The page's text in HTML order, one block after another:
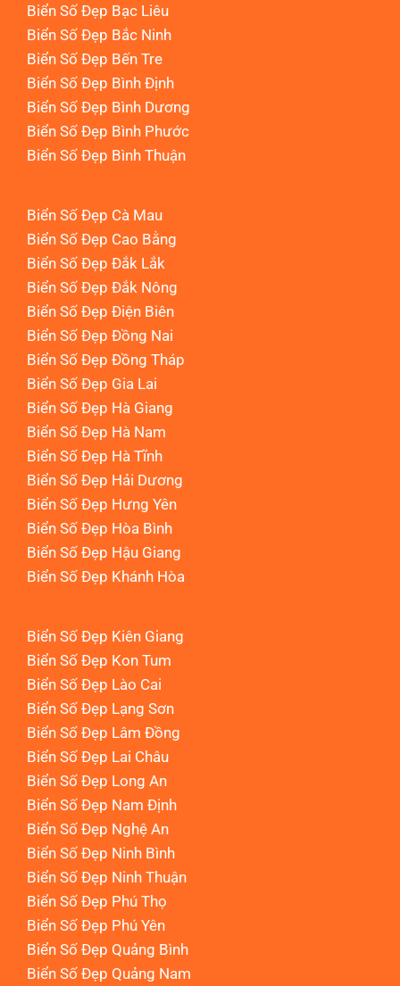
Biển Số Đẹp Bạc Liêu
Biển Số Đẹp Bắc Ninh
Biển Số Đẹp Bến Tre
Biển Số Đẹp Bình Định
Biển Số Đẹp Bình Dương
Biển Số Đẹp Bình Phước
Biển Số Đẹp Bình Thuận
Biển Số Đẹp Cà Mau
Biển Số Đẹp Cao Bằng
Biển Số Đẹp Đắk Lắk
Biển Số Đẹp Đắk Nông
Biển Số Đẹp Điện Biên
Biển Số Đẹp Đồng Nai
Biển Số Đẹp Đồng Tháp
Biển Số Đẹp Gia Lai
Biển Số Đẹp Hà Giang
Biển Số Đẹp Hà Nam
Biển Số Đẹp Hà Tĩnh
Biển Số Đẹp Hải Dương
Biển Số Đẹp Hưng Yên
Biển Số Đẹp Hòa Bình
Biển Số Đẹp Hậu Giang
Biển Số Đẹp Khánh Hòa
Biển Số Đẹp Kiên Giang
Biển Số Đẹp Kon Tum
Biển Số Đẹp Lào Cai
Biển Số Đẹp Lạng Sơn
Biển Số Đẹp Lâm Đồng
Biển Số Đẹp Lai Châu
Biển Số Đẹp Long An
Biển Số Đẹp Nam Định
Biển Số Đẹp Nghệ An
Biển Số Đẹp Ninh Bình
Biển Số Đẹp Ninh Thuận
Biển Số Đẹp Phú Thọ
Biển Số Đẹp Phú Yên
Biển Số Đẹp Quảng Bình
Biển Số Đẹp Quảng Nam